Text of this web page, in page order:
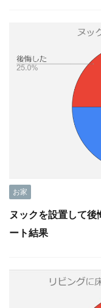
お家
ヌックを設置して
ート結果